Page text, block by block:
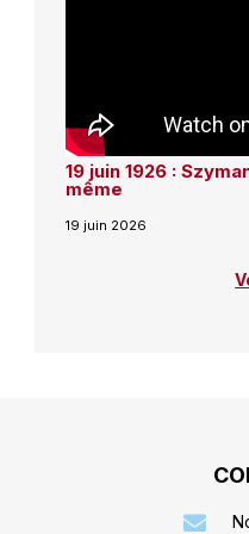
19 juin 1926 :
même
19 juin 2026